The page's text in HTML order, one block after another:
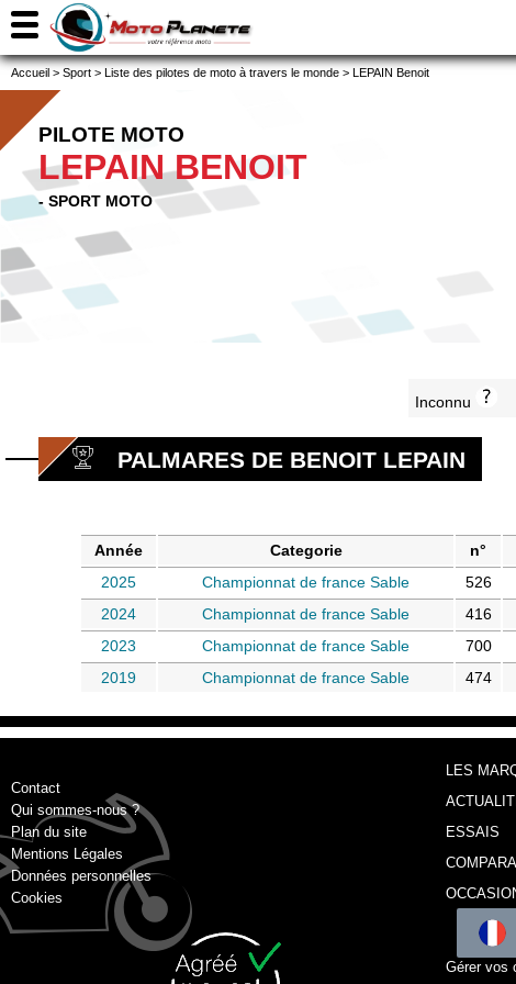
Accueil > Sport > Liste des pilotes de moto à travers le monde > LEPAIN Benoit
PILOTE MOTO
LEPAIN BENOIT
- SPORT MOTO
Inconnu
PALMARES DE BENOIT LEPAIN
Année Categorie n°
2025
Championnat de france Sable 526
2024
Championnat de france Sable 416
2023
Championnat de france Sable 700
2019
Championnat de france Sable 474
Contact
Qui sommes-nous ?
Plan du site
Mentions Légales
Données personnelles
Cookies
LES
ESSAIS
Gérer vos